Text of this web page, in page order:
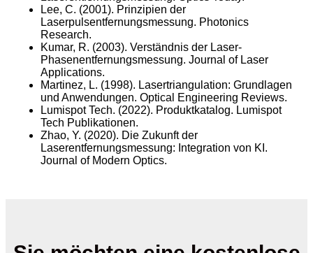
Lee, C. (2001). Prinzipien der
Laserpulsentfernungsmessung. Photonics
Research.
Kumar, R. (2003). Verständnis der Laser-
Phasenentfernungsmessung. Journal of Laser
Applications.
Martinez, L. (1998). Lasertriangulation: Grundlagen
und Anwendungen. Optical Engineering Reviews.
Lumispot Tech. (2022). Produktkatalog. Lumispot
Tech Publikationen.
Zhao, Y. (2020). Die Zukunft der
Laserentfernungsmessung: Integration von KI.
Journal of Modern Optics.